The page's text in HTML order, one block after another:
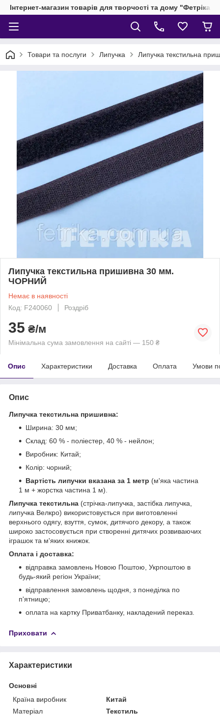
Інтернет-магазин товарів для творчості та дому "Фетріка"
Товари та послуги Липучка Липучка текстильна
Липучка текстильна пришивна 30 мм.
ЧОРНИЙ
Немає в наявності
Код: F240060
Роздріб
35 ₴/м
Мінімальна сума замовлення на сайті — 150 ₴
Опис Характеристики Доставка Оплата Умови
Опис
Липучка текстильна пришивна:
Ширина: 30 мм;
Склад: 60 % - поліестер, 40 % - нейлон;
Виробник: Китай;
Колір: чорний;
Вартість липучки вказана за 1 метр (м'яка частина
1 м + жорстка частина 1 м).
Липучка текстильна (стрічка-липучка, застібка липучка,
липучка Велкро) використовується при виготовленні
верхнього одягу, взуття, сумок, дитячого декору, а також
широко застосовується при створенні дитячих розвиваючих
іграшок та м'яких книжок.
Оплата і доставка:
відправка замовлень Новою Поштою, Укрпоштою в
будь-який регіон України;
відправлення замовлень щодня, з понеділка по
п'ятницю;
оплата на картку Приватбанку, накладений переказ.
Приховати
Характеристики
Основні
Країна виробник
Китай
Матеріал
Текстиль